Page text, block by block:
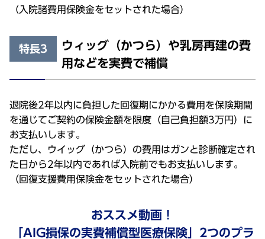
（入院諸費用保険金をセットされた場合）
特長3
ウィッグ（かつら）や乳房再建の費
用などを実費で補償
退院後2年以内に負担した回復期にかかる費用を保険期間
を通じてご契約の保険金額を限度（自己負担額3万円）に
お支払いします。
ただし、ウイッグ（かつら）の費用はガンと診断確定され
た日から2年以内であれば入院前でもお支払いします。
（回復支援費用保険金をセットされた場合）
おススメ動画！
「AIG損保の実費補償型医療保険」2つのプラ